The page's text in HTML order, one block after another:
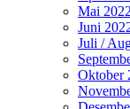
Mai
Juni
Juli /
Oktober